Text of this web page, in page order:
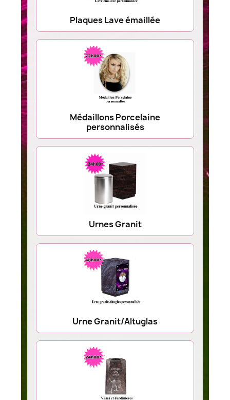
Plaques Lave émaillée
Médaillons Porcelaine
personnalisés
Urnes Granit
Urne Granit/Altuglas